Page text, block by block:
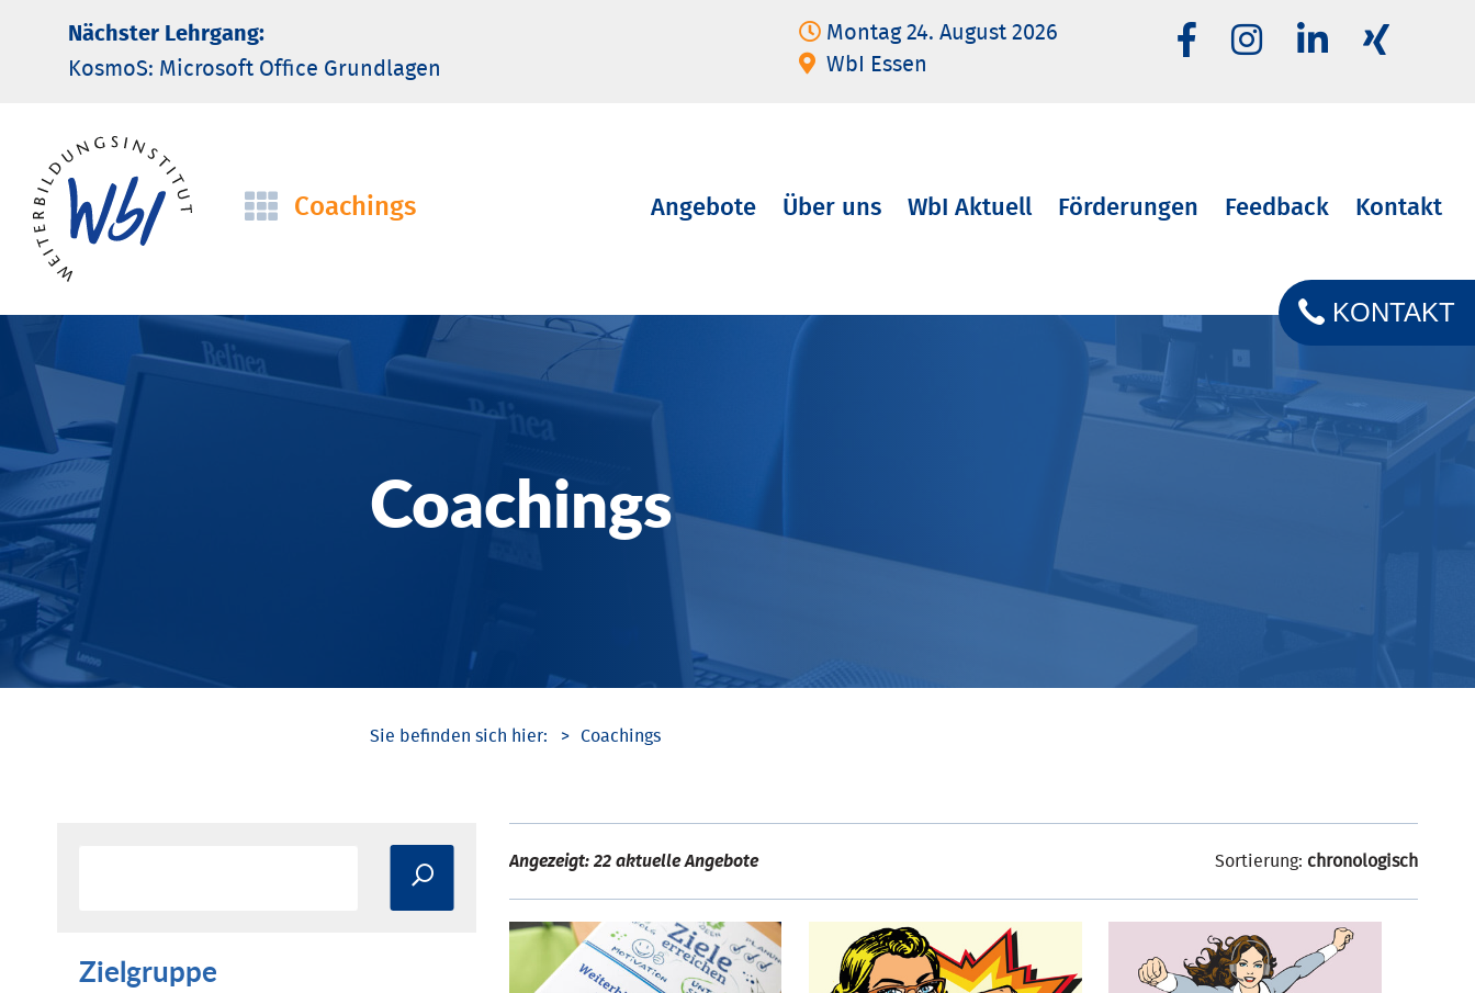
Nächster Lehrgang:
KosmoS: Microsoft Office Grund­lagen
Montag 24. August 2026
WbI Essen
Navigation
Coachings
Navigation
Angebote Über uns WbI Aktuell Förderungen Feedback Kontakt
Coachings
KONTAKT
Coachings
Zielgruppe
Angezeigt: 22 aktuelle Angebote Sortierung: chronologisch